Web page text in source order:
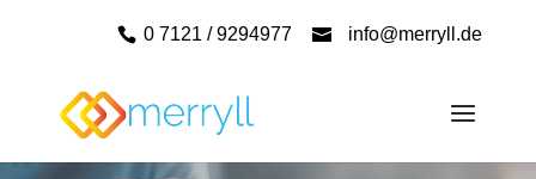
0 7121 / 9294977 info@merryll.de